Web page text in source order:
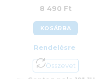
8 490 Ft
KOSÁRBA
Rendelésre
Összevet